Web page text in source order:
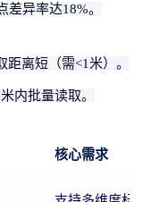
差异率达18%。
离短（需<1米）。
内批量读取。
核心需求